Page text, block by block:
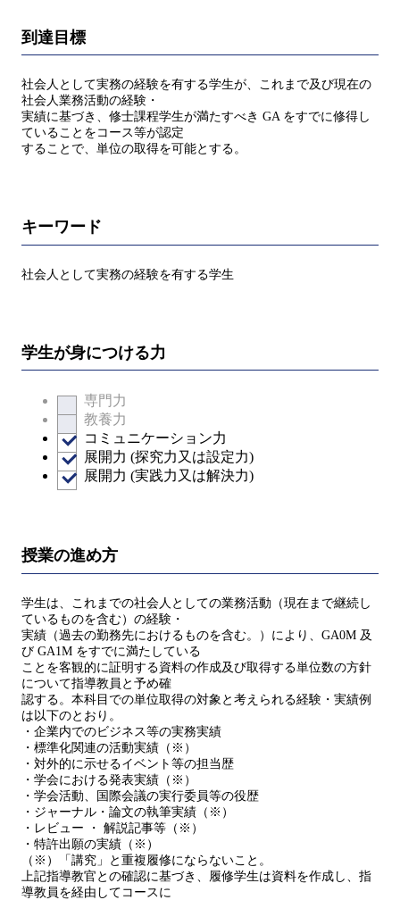
到達目標
社会人として実務の経験を有する学生が、これまで及び現在の
社会人業務活動の経験・
実績に基づき、修士課程学生が満たすべき GA をすでに修得し
ていることをコース等が認定
することで、単位の取得を可能とする。
キーワード
社会人として実務の経験を有する学生
学生が身につける力
専門力
教養力
コミュニケーション力
展開力 (探究力又は設定力)
展開力 (実践力又は解決力)
授業の進め方
学生は、これまでの社会人としての業務活動（現在まで継続し
ているものを含む）の経験・
実績（過去の勤務先におけるものを含む。）により、GA0M 及
び GA1M をすでに満たしている
ことを客観的に証明する資料の作成及び取得する単位数の方針
について指導教員と予め確
認する。本科目での単位取得の対象と考えられる経験・実績例
は以下のとおり。
・企業内でのビジネス等の実務実績
・標準化関連の活動実績（※）
・対外的に示せるイベント等の担当歴
・学会における発表実績（※）
・学会活動、国際会議の実行委員等の役歴
・ジャーナル・論文の執筆実績（※）
・レビュー ・ 解説記事等（※）
・特許出願の実績（※）
（※）「講究」と重複履修にならないこと。
上記指導教官との確認に基づき、履修学生は資料を作成し、指
導教員を経由してコースに